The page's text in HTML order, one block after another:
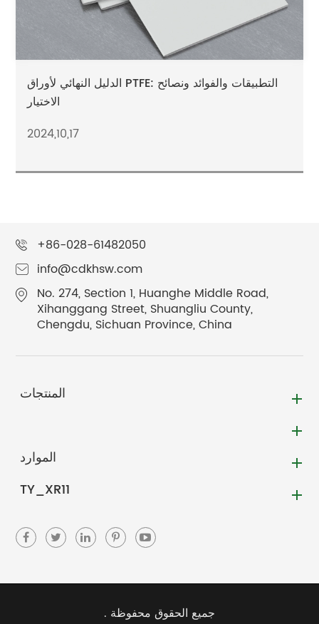
الدليل النهائي لأوراق PTFE: التطبيقات والفوائد ونصائح
الاختيار
2024,10,17
+86-028-61482050
info@cdkhsw.com
No. 274, Section 1, Huanghe Middle Road,
Xihanggang Street, Shuangliu County,
Chengdu, Sichuan Province, China
المنتجات
الموارد
TY_XR11
جميع الحقوق محفوظة .